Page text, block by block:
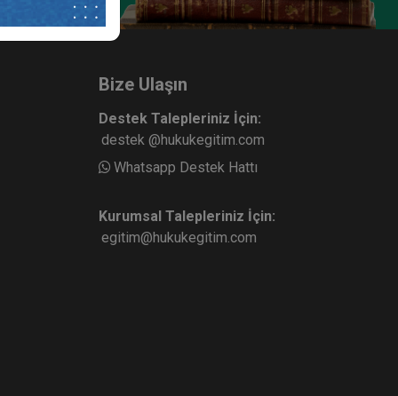
Bize Ulaşın
Destek Talepleriniz İçin:
destek @hukukegitim.com
Whatsapp Destek Hattı
Kurumsal Talepleriniz İçin:
egitim@hukukegitim.com